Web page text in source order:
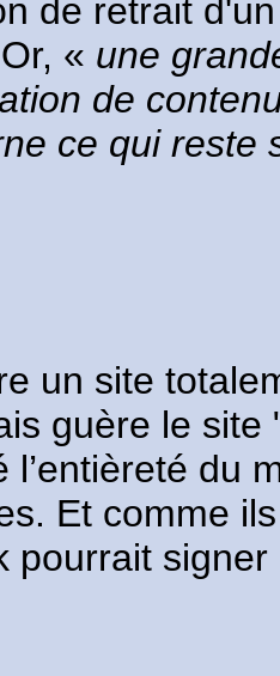
de retrait
« une
de
ce qui reste
un site
guère le
l’entièreté du
Et comme
pourrait